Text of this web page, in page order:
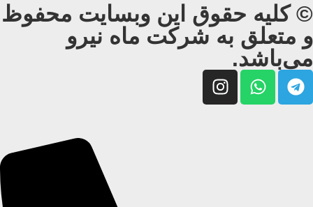
© کلیه حقوق این وبسایت محفوظ
و متعلق به شرکت ماه نیرو
می‌باشد.